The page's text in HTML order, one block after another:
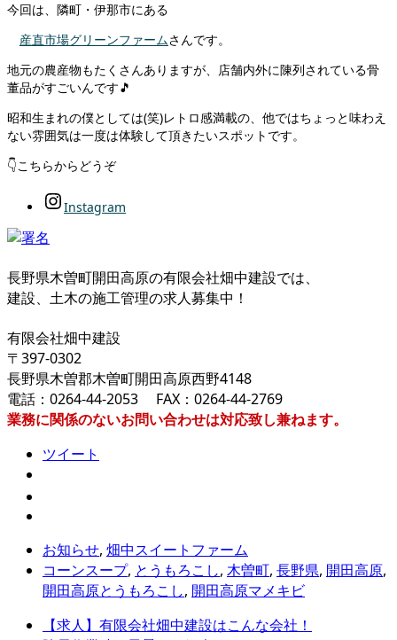
今回は、隣町・伊那市にある
産直市場グリーンファームさんです。
地元の農産物もたくさんありますが、店舗内外に陳列されている骨
董品がすごいんです🎵
昭和生まれの僕としては(笑)レトロ感満載の、他ではちょっと味わえ
ない雰囲気は一度は体験して頂きたいスポットです。
👇こちらからどうぞ
Instagram
長野県木曽町開田高原の有限会社畑中建設では、
建設、土木の施工管理の求人募集中！
有限会社畑中建設
〒397-0302
長野県木曽郡木曽町開田高原西野4148
電話：0264-44-2053 FAX：0264-44-2769
業務に関係のないお問い合わせは対応致し兼ねます。
ツイート
お知らせ, 畑中スイートファーム
コーンスープ, とうもろこし, 木曽町, 長野県, 開田高原,
開田高原とうもろこし, 開田高原マメキビ
【求人】有限会社畑中建設はこんな会社！